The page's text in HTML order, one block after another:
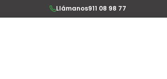
Llámanos911 08 98 77